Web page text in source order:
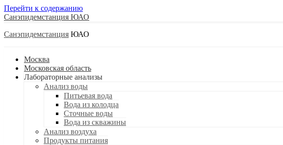
Перейти к содержанию
Санэпидемстанция
Санэпидемстанция
Москва
Московская область
Лабораторные анализы
Анализ воды
Питьевая вода
Вода из колодца
Сточные воды
Вода из скважины
Анализ воздуха
Продукты питания